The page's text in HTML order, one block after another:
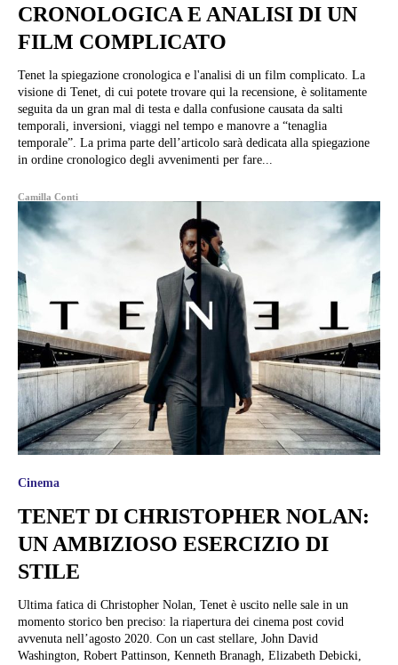
CRONOLOGICA E ANALISI DI UN
FILM COMPLICATO
Tenet la spiegazione cronologica e l'analisi di un film complicato. La
visione di Tenet, di cui potete trovare qui la recensione, è solitamente
seguita da un gran mal di testa e dalla confusione causata da salti
temporali, inversioni, viaggi nel tempo e manovre a “tenaglia
temporale”. La prima parte dell’articolo sarà dedicata alla spiegazione
in ordine cronologico degli avvenimenti per fare...
Camilla Conti
Cinema
TENET DI CHRISTOPHER NOLAN:
UN AMBIZIOSO ESERCIZIO DI
STILE
Ultima fatica di Christopher Nolan, Tenet è uscito nelle sale in un
momento storico ben preciso: la riapertura dei cinema post covid
avvenuta nell’agosto 2020. Con un cast stellare, John David
Washington, Robert Pattinson, Kenneth Branagh, Elizabeth Debicki,